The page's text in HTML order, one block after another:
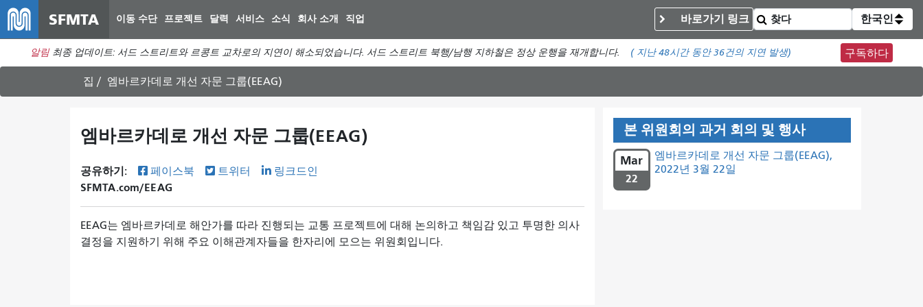
컨
텐
SFMTA 이동 수단 프로젝트 달력 서비스 소식 회사 소개 직업 바로가기 링크 한국인
알림 최종 업데이트: 서드 스트리트와 르콩트 교차로의 지연이 해소되었습니다. 서드 스트리트 북행/남행 지하철은 정상 운행을 재개합니다. ( 지난 48시간 동안36건의 지연 발생) 구독하다
집 엠바르카데로 개선 자문 그룹(EEAG)
엠바르카데로 개선 자문 그룹(EEAG)
공유하기: 페이스북 트위터 링크드인
SFMTA.com/EEAG
EEAG는 엠바르카데로 해안가를 따라 진행되는 교통 프로젝트에 대해 논의하고 책임감 있고 투명한 의사
결정을 지원하기 위해 주요 이해관계자들을 한자리에 모으는 위원회입니다.
본 위원회의 과거 회의 및 행사
Mar
22
엠바르카데로 개선 자문 그룹(EEAG),
2022년 3월 22일